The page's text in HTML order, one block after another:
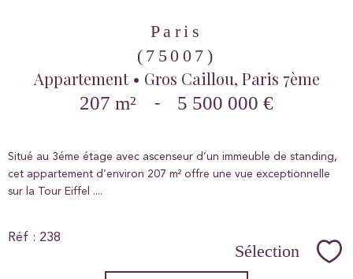
Paris
(75007)
Appartement • Gros Caillou, Paris 7ème
207 m²
- 5 500 000 €
Situé au 3éme étage avec ascenseur d’un immeuble de standing,
cet appartement d’environ 207 m² offre une vue exceptionnelle
sur la Tour Eiffel ....
Réf : 238
Sélection